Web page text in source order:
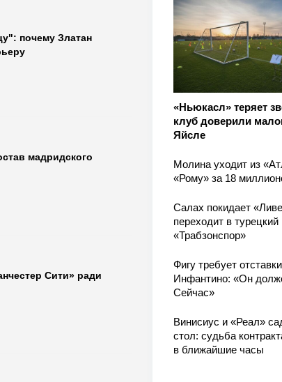
«Ньюкасл» теряет
клуб доверили
Яйсле
Молина уходит из
«Рому» за 18
Салах покидает
переходит в турецкий
«Трабзонспор»
Фигу требует отставки
Инфантино: «Он
Сейчас»
Винисиус и «Реал»
стол: судьба
в ближайшие часы
почему Златан
мадридского
Сити» ради